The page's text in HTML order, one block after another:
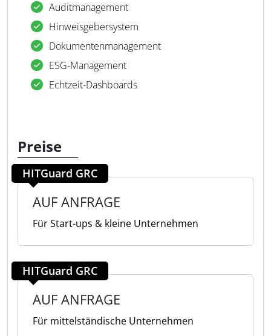
Auditmanagement
Hinweisgebersystem
Dokumentenmanagement
ESG-Management
Echtzeit-Dashboards
Preise
HITGuard GRC
AUF ANFRAGE
Für Start-ups & kleine Unternehmen
HITGuard GRC
AUF ANFRAGE
Für mittelständische Unternehmen